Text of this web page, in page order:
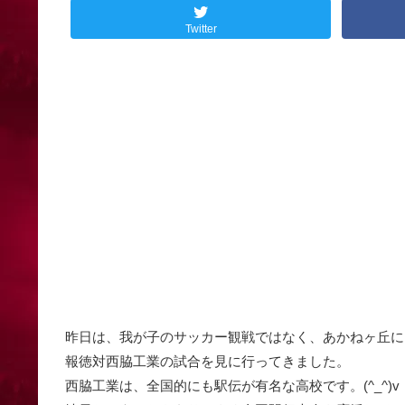
Twitter
昨日は、我が子のサッカー観戦ではなく、あかねヶ丘に
報徳対西脇工業の試合を見に行ってきました。
西脇工業は、全国的にも駅伝が有名な高校です。(^_^)v